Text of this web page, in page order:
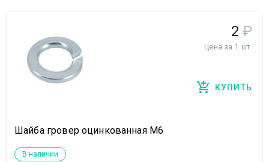
2 ₽
Цена за 1 шт.
КУПИТЬ
Шайба гровер оцинкованная М6
В наличии